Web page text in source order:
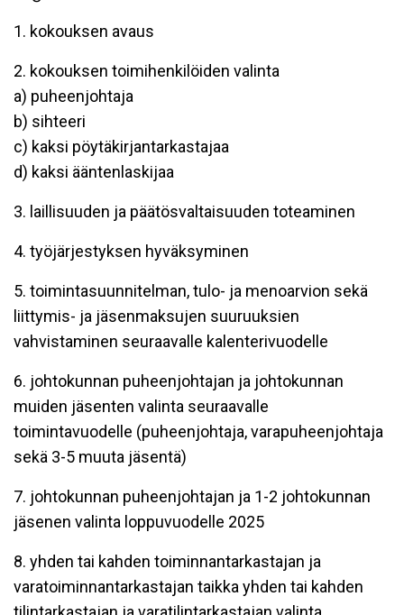
1. kokouksen avaus
2. kokouksen toimihenkilöiden valinta
a) puheenjohtaja
b) sihteeri
c) kaksi pöytäkirjantarkastajaa
d) kaksi ääntenlaskijaa
3. laillisuuden ja päätösvaltaisuuden toteaminen
4. työjärjestyksen hyväksyminen
5. toimintasuunnitelman, tulo- ja menoarvion sekä
liittymis- ja jäsenmaksujen suuruuksien
vahvistaminen seuraavalle kalenterivuodelle
6. johtokunnan puheenjohtajan ja johtokunnan
muiden jäsenten valinta seuraavalle
toimintavuodelle (puheenjohtaja, varapuheenjohtaja
sekä 3-5 muuta jäsentä)
7. johtokunnan puheenjohtajan ja 1-2 johtokunnan
jäsenen valinta loppuvuodelle 2025
8. yhden tai kahden toiminnantarkastajan ja
varatoiminnantarkastajan taikka yhden tai kahden